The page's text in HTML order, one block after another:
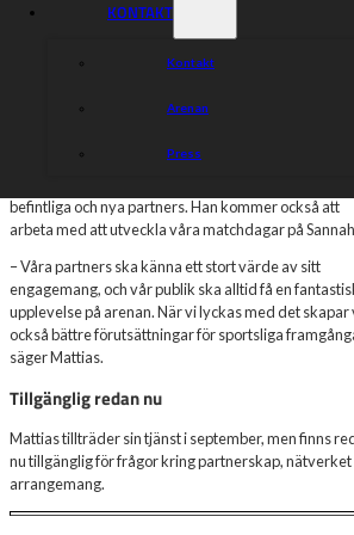
KONTAKT
Kontakt
Arenan
Press
Örebro.
– Jag ser verkligen fram emot att få bidra fullt ut till
att få den här chansen, säger Mattias.
Fokus på partners och publik
befintliga och nya partners. Han kommer också att
arbeta med att utveckla våra matchdagar på
– Våra partners ska känna ett stort värde av sitt
engagemang, och vår publik ska alltid få en
upplevelse på arenan. När vi lyckas med det skapar
också bättre förutsättningar för sportsliga
säger Mattias.
Tillgänglig redan nu
Mattias tillträder sin tjänst i september, men finns
nu tillgänglig för frågor kring partnerskap, nätverket
arrangemang.